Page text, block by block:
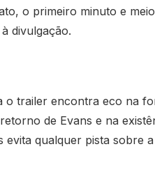
o primeiro minuto e
divulgação.
o trailer encontra eco na
de Evans e na
qualquer pista sobre